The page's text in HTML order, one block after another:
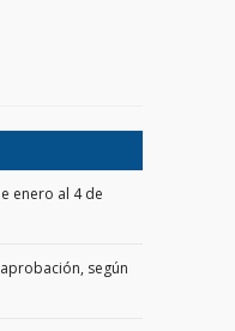
enero al 4 de
según